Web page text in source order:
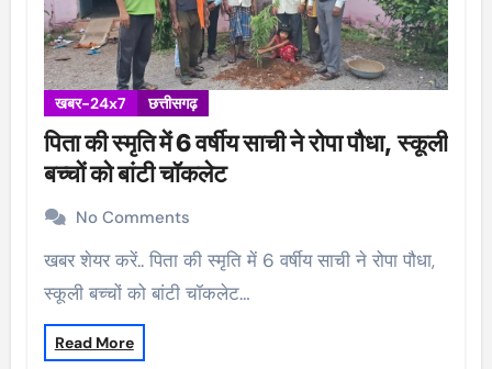
खबर-24x7 छत्तीसगढ़
पिता की स्मृति में 6 वर्षीय साची ने रोपा पौधा, स्कूली
बच्चों को बांटी चॉकलेट
No Comments
खबर शेयर करें.. पिता की स्मृति में 6 वर्षीय साची ने रोपा पौधा,
स्कूली बच्चों को बांटी चॉकलेट…
Read More